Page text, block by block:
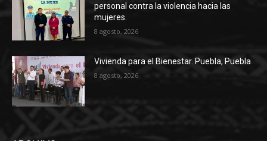
personal contra la violencia hacia las
mujeres.
8 agosto, 2026
Vivienda para el Bienestar. Puebla, Puebla
8 agosto, 2026